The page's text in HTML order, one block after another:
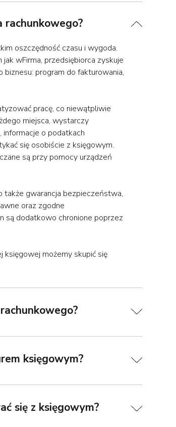
oszczędność czasu i wygoda.
wFirma, przedsiębiorca zyskuje
program do fakturowania,
pracę, co niewątpliwie
miejsca, wystarczy
o podatkach
się osobiście z księgowym.
są przy pomocy urządzeń
gwarancja bezpieczeństwa,
oraz zgodne
są dodatkowo chronione poprzez
księgowej możemy skupić się
księgowym?
się z księgowym?